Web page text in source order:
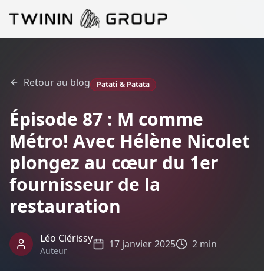
Retour au blog Patati & Patata
Épisode 87 : M comme
Métro! Avec Hélène Nicolet
plongez au cœur du 1er
fournisseur de la
restauration
Léo Clérissy
Auteur
17 janvier 2025 2 min